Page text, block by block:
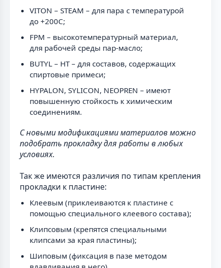
VITON – STEAM – для пара с температурой
до +200С;
FPM – высокотемпературный материал,
для рабочей среды пар-масло;
BUTYL – HT – для составов, содержащих
спиртовые примеси;
HYPALON, SYLICON, NEOPREN – имеют
повышенную стойкость к химическим
соединениям.
С новыми модификациями материалов можно
подобрать прокладку для работы в любых
условиях.
Так же имеются различия по типам крепления
прокладки к пластине:
Клеевым (приклеиваются к пластине с
помощью специального клеевого состава);
Клипсовым (крепятся специальными
клипсами за края пластины);
Шиповым (фиксация в пазе методом